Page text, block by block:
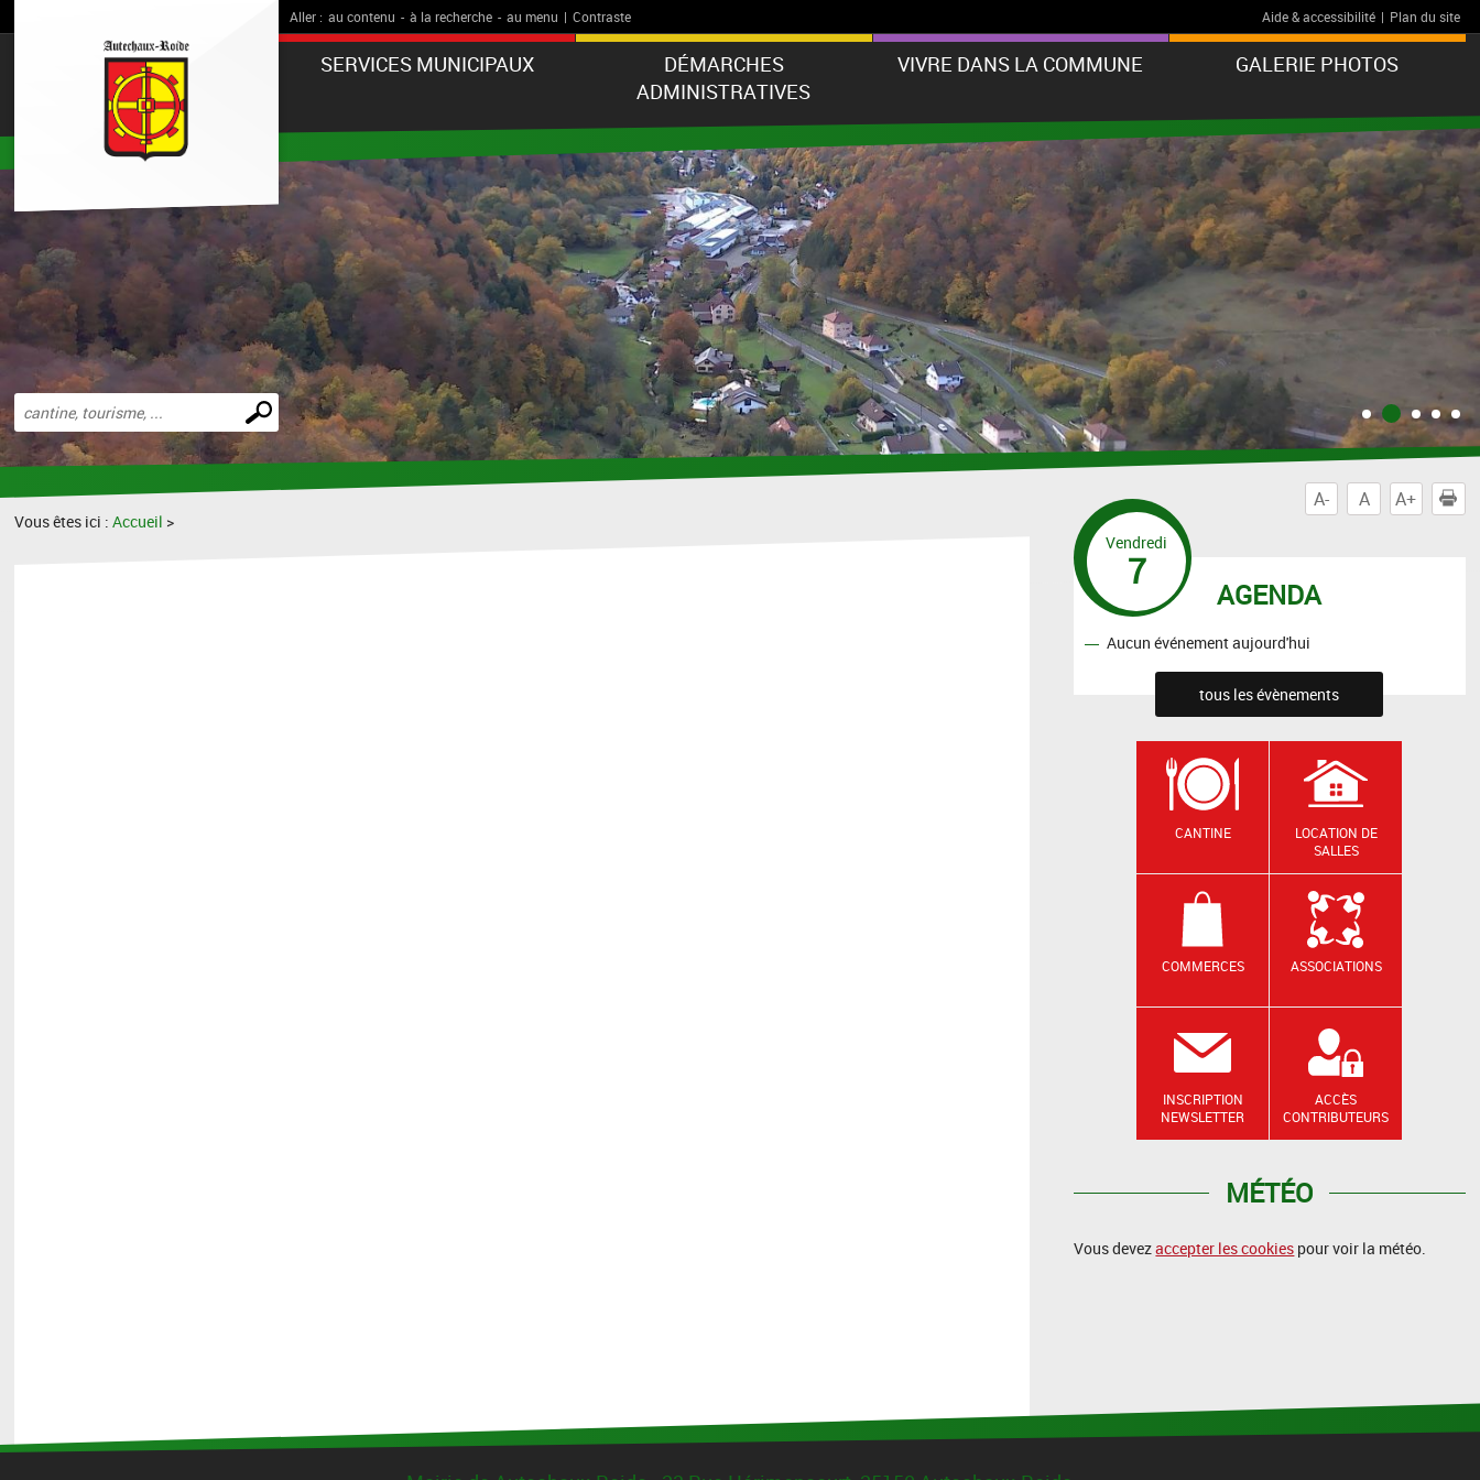
Aller : au contenu - à la recherche - au menu | Contraste Aide & accessibilité | Plan du site
SERVICES MUNICIPAUX
DÉMARCHES
ADMINISTRATIVES
VIVRE DANS LA COMMUNE GALERIE PHOTOS
Effectuer
une
recherche
A- A A+
Vous êtes ici :Accueil >
AGENDA
Vendredi
7
Aucun événement aujourd'hui
tous les évènements
CANTINE
LOCATION DE
SALLES
COMMERCES ASSOCIATIONS
INSCRIPTION
NEWSLETTER
ACCÈS
CONTRIBUTEURS
MÉTÉO
Vous devezaccepter les cookies pour voir la météo.